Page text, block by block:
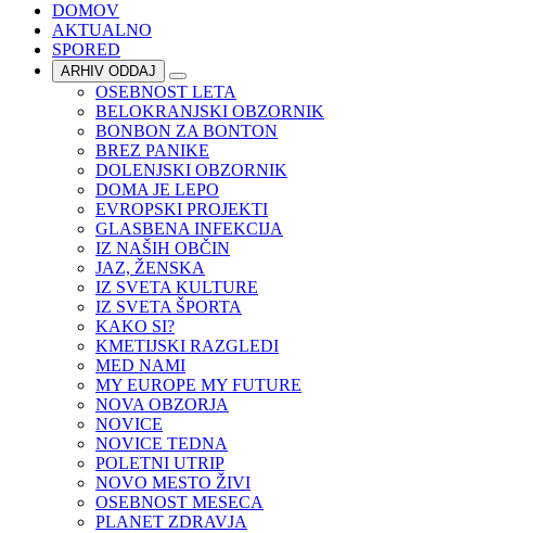
DOMOV
AKTUALNO
SPORED
ARHIV ODDAJ
OSEBNOST LETA
BELOKRANJSKI OBZORNIK
BONBON ZA BONTON
BREZ PANIKE
DOLENJSKI OBZORNIK
DOMA JE LEPO
EVROPSKI PROJEKTI
GLASBENA INFEKCIJA
IZ NAŠIH OBČIN
JAZ, ŽENSKA
IZ SVETA KULTURE
IZ SVETA ŠPORTA
KAKO SI?
KMETIJSKI RAZGLEDI
MED NAMI
MY EUROPE MY FUTURE
NOVA OBZORJA
NOVICE
NOVICE TEDNA
POLETNI UTRIP
NOVO MESTO ŽIVI
OSEBNOST MESECA
PLANET ZDRAVJA